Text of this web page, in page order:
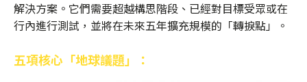
解決方案。它們需要超越構思階段、已經對目標受眾或在
行內進行測試，並將在未來五年擴充規模的「轉捩點」。
五項核心「地球議題」：